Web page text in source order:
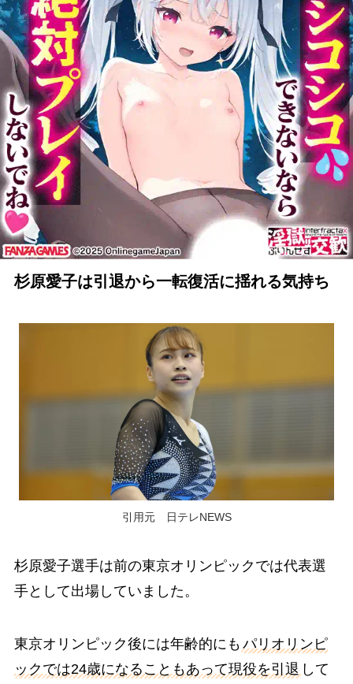
杉原愛子は引退から一転復活に揺れる気持ち
引用元 日テレNEWS
杉原愛子選手は前の東京オリンピックでは代表選
手として出場していました。
東京オリンピック後には年齢的にも パリオリンピ
ックでは24歳になることもあって現役を引退 して